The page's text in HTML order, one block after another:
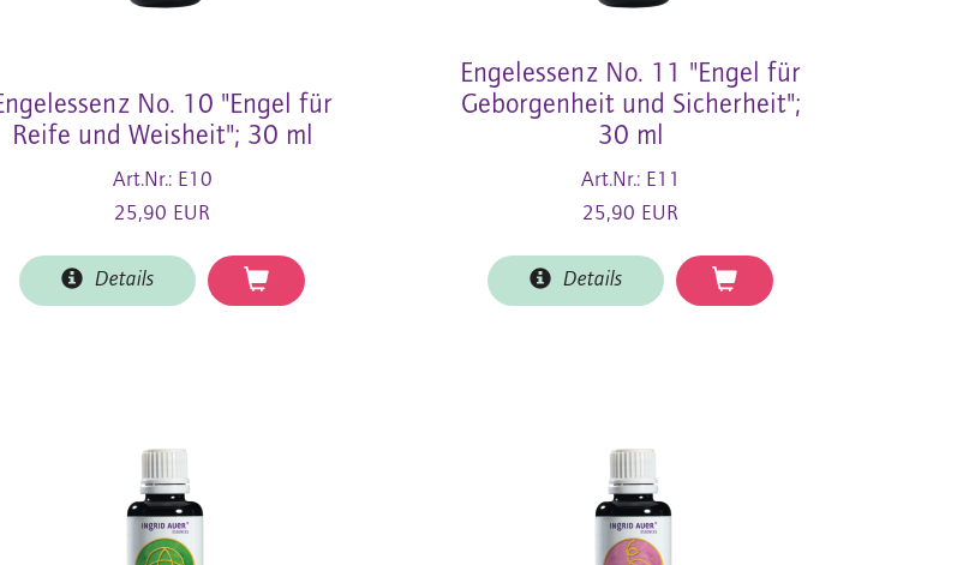
No. 10 "Engel für
Reife und Weisheit"; 30 ml
Art.Nr.: E10
25,90 EUR
Details
Engelessenz No. 11 "Engel für
Geborgenheit und Sicherheit";
30 ml
Art.Nr.: E11
25,90 EUR
Details